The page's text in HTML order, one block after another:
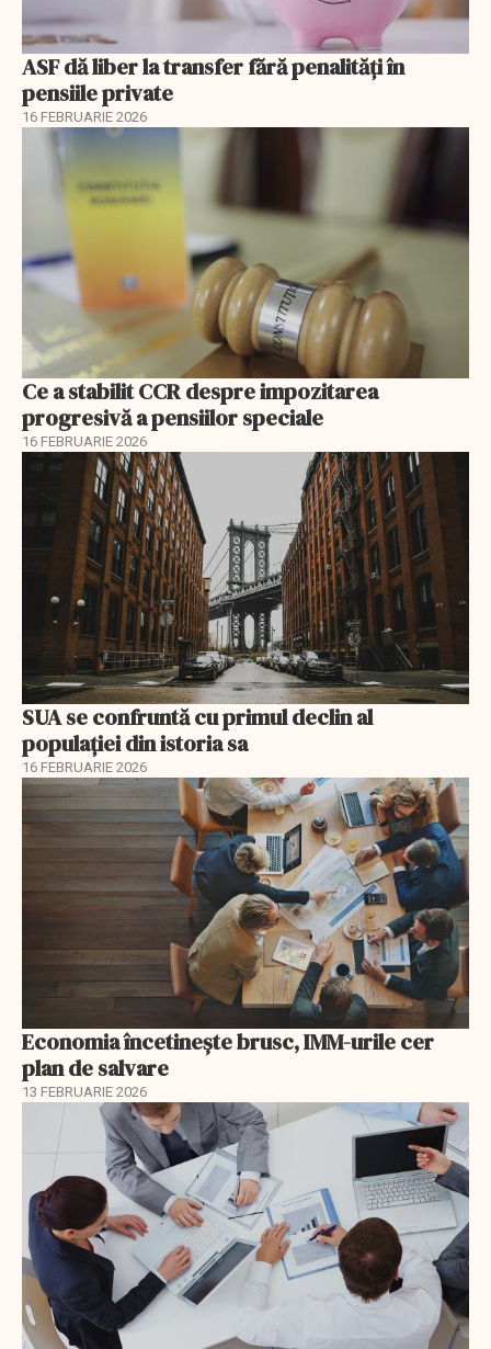
ASF dă liber la transfer fără penalități în
pensiile private
16 FEBRUARIE 2026
Ce a stabilit CCR despre impozitarea
progresivă a pensiilor speciale
16 FEBRUARIE 2026
SUA se confruntă cu primul declin al
populației din istoria sa
16 FEBRUARIE 2026
Economia încetinește brusc, IMM-urile cer
plan de salvare
13 FEBRUARIE 2026